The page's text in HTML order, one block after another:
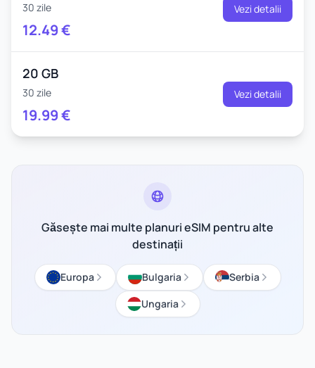
30 zile
12.49€
Vezi detalii
20 GB
30 zile
19.99€
Vezi detalii
Găsește mai multe planuri eSIM pentru alte
destinații
Europa Bulgaria
Serbia
Ungaria